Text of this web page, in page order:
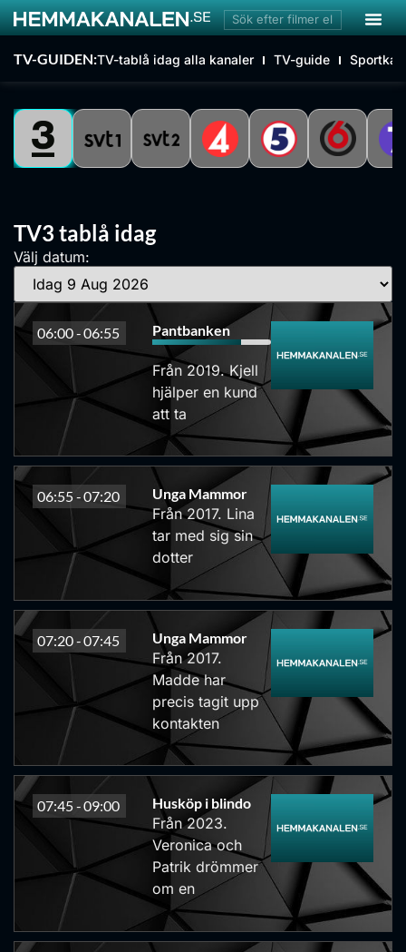
TV-GUIDEN:TV-tablå idag alla kanaler TV-guide
TV3 tablå idag
Välj datum:
06:00 -06:55 Pantbanken
Från 2019. Kjell
hjälper en kund
att ta
06:55 -07:20 Unga Mammor
Från 2017. Lina
tar med sig sin
dotter
07:20 -07:45 Unga Mammor
Från 2017.
Madde har
precis tagit upp
kontakten
07:45 -09:00 Husköp i blindo
Från 2023.
Veronica och
Patrik drömmer
om en